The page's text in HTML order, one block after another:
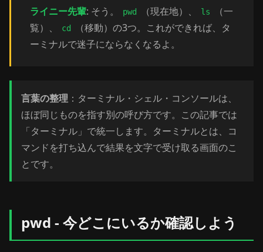
ライニー先輩: そう。 pwd （現在地）、 ls
（一
覧）、
cd
（移動）の3つ。これができれば、タ
ーミナルで迷子にならなくなるよ。
言葉の整理 ：ターミナル・シェル・コンソールは、
ほぼ同じものを指す別の呼び方です。この記事では
「ターミナル」で統一します。ターミナルとは、コ
マンドを打ち込んで結果を文字で受け取る画面のこ
とです。
pwd - 今どこにいるか確認しよう